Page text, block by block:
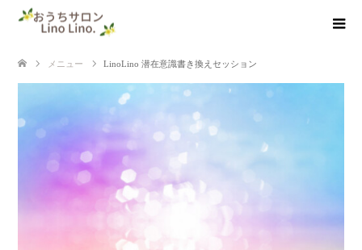
メニュー LinoLino 潜在意識書き換えセッション